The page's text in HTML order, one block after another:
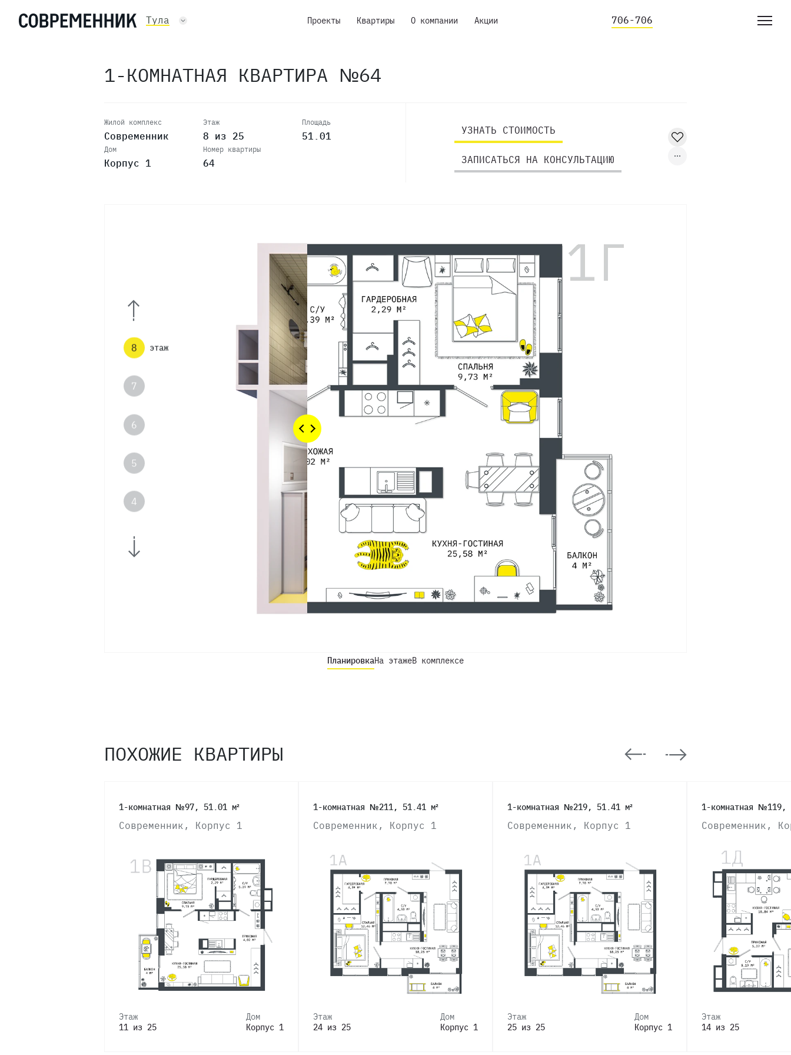
Тула Проекты Квартиры О компании Акции 706-706
1-КОМНАТНАЯ КВАРТИРА №64
Жилой комплекс
Современник
Дом
Корпус 1
Этаж
8 из 25
Номер квартиры
64
Площадь
51.01 УЗНАТЬ СТОИМОСТЬ
ЗАПИСАТЬСЯ НА КОНСУЛЬТАЦИЮ
15
9
8 этаж
7
6
5
4
3
ПланировкаНа этажеВ комплексе
ПОХОЖИЕ КВАРТИРЫ
1-комнатная №97, 51.01 м²
Современник, Корпус 1
Этаж
11 из 25
Дом
Корпус 1
1-комнатная №211, 51.41 м²
Современник, Корпус 1
Этаж
24 из 25
Дом
Корпус 1
1-комнатная №219, 51.41 м²
Современник, Корпус 1
Этаж
25 из 25
Дом
Корпус 1
1-комнатная №119,
Современник,
Этаж
14 из 25